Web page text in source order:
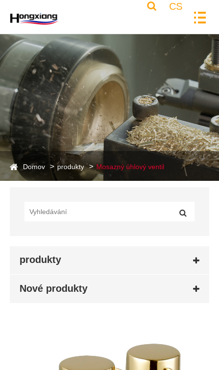
CS
Domov produkty Mosazný úhlový ventil
produkty
Nové produkty